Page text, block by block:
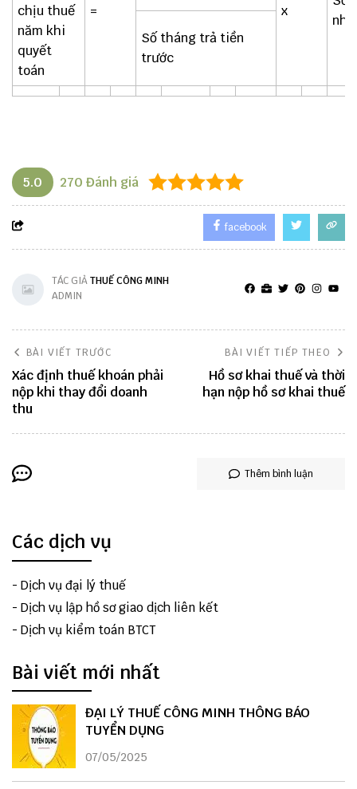
chịu thuế
năm khi
quyết
toán
= x
Số tháng trả tiền
trước
5.0 270 Đánh giá
facebook
TÁC GIẢTHUẾ CÔNG MINH
ADMIN
BÀI VIẾT TRƯỚC
Xác định thuế khoán phải
nộp khi thay đổi doanh
thu
BÀI VIẾT TIẾP THEO
Hồ sơ khai thuế và thời
hạn nộp hồ sơ khai thuế
Thêm bình luận
Các dịch vụ
- Dịch vụ đại lý thuế
- Dịch vụ lập hồ sơ giao dịch liên kết
- Dịch vụ kiểm toán BTCT
Bài viết mới nhất
ĐẠI LÝ THUẾ CÔNG MINH THÔNG BÁO
TUYỂN DỤNG
07/05/2025